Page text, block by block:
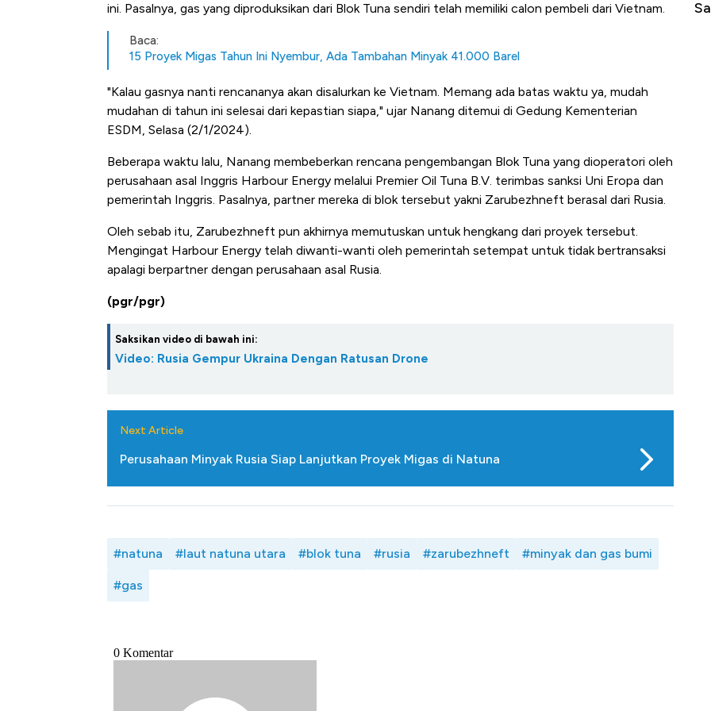
ini. Pasalnya, gas yang diproduksikan dari Blok Tuna sendiri telah memiliki calon pembeli dari Vietnam.
Baca:
15 Proyek Migas Tahun Ini Nyembur, Ada Tambahan Minyak 41.000 Barel
"Kalau gasnya nanti rencananya akan disalurkan ke Vietnam. Memang ada batas waktu ya, mudah
mudahan di tahun ini selesai dari kepastian siapa," ujar Nanang ditemui di Gedung Kementerian
ESDM, Selasa (2/1/2024).
Beberapa waktu lalu, Nanang membeberkan rencana pengembangan Blok Tuna yang dioperatori oleh
perusahaan asal Inggris Harbour Energy melalui Premier Oil Tuna B.V. terimbas sanksi Uni Eropa dan
pemerintah Inggris. Pasalnya, partner mereka di blok tersebut yakni Zarubezhneft berasal dari Rusia.
Oleh sebab itu, Zarubezhneft pun akhirnya memutuskan untuk hengkang dari proyek tersebut.
Mengingat Harbour Energy telah diwanti-wanti oleh pemerintah setempat untuk tidak bertransaksi
apalagi berpartner dengan perusahaan asal Rusia.
(pgr/pgr)
Saksikan video di bawah ini:
Video: Rusia Gempur Ukraina Dengan Ratusan Drone
Next Article
Perusahaan Minyak Rusia Siap Lanjutkan Proyek Migas di Natuna
#natuna #laut natuna utara #blok tuna #rusia #zarubezhneft #minyak dan gas bumi
#gas
di Jaman Dulu
Sampai Ribuan Kilometer